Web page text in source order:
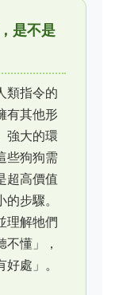
是不是
類指令的
有其他形
強大的環
些狗狗需
超高價值
步驟。
理解牠們
懂」，
處」。